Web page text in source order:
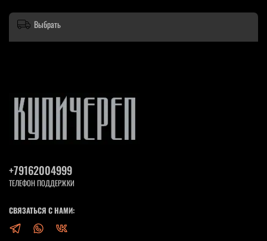
Выбрать
+79162004999
ТЕЛЕФОН ПОДДЕРЖКИ
СВЯЗАТЬСЯ С НАМИ: